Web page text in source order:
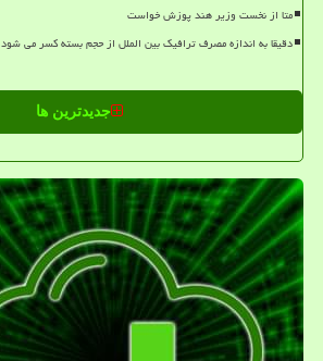
متا از نخست وزیر هند پوزش خواست
دقیقا به اندازه مصرف ترافیک بین الملل از حجم بسته کسر می شود
جدیدترین ها